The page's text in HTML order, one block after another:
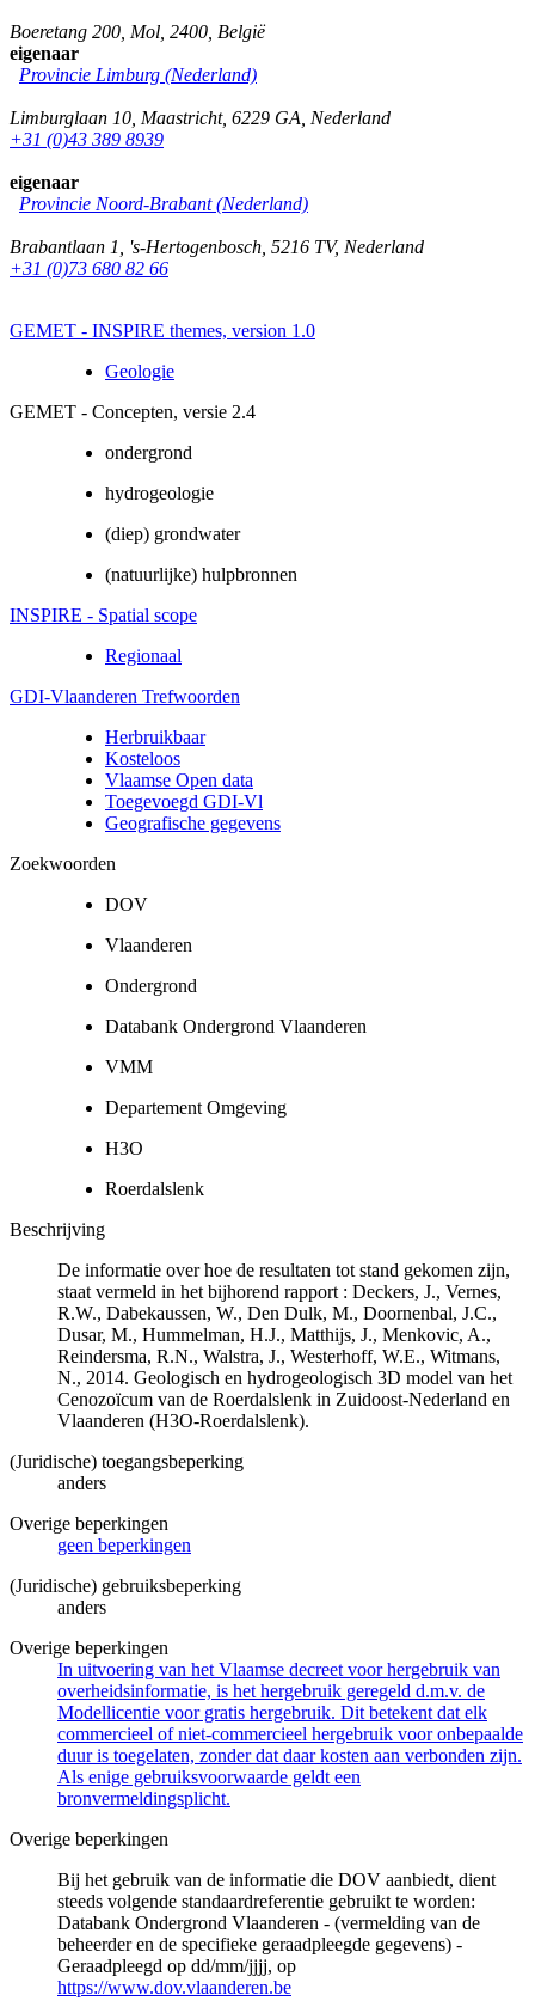
Boeretang 200 Mol 2400 België
eigenaar
Provincie Limburg (Nederland)
Limburglaan 10 Maastricht, 6229 GA Nederland
+31 (0)43 389 8939
eigenaar
Provincie Noord-Brabant (Nederland)
Brabantlaan 1 's-Hertogenbosch 5216 TV, Nederland
+31 (0)73 680 82 66
GEMET - INSPIRE themes, version 1.0
Geologie
GEMET - Concepten, versie 2.4
ondergrond
hydrogeologie
(diep) grondwater
(natuurlijke) hulpbronnen
INSPIRE - Spatial scope
Regionaal
GDI-Vlaanderen Trefwoorden
Herbruikbaar
Kosteloos
Vlaamse Open data
Toegevoegd GDI-Vl
Geografische gegevens
Zoekwoorden
DOV
Vlaanderen
Ondergrond
Databank Ondergrond Vlaanderen
VMM
Departement Omgeving
H3O
Roerdalslenk
Beschrijving
De informatie over hoe de resultaten tot stand gekomen zijn,
staat vermeld in het bijhorend rapport : Deckers, J., Vernes,
R.W., Dabekaussen, W., Den Dulk, M., Doornenbal, J.C.,
Dusar, M., Hummelman, H.J., Matthijs, J., Menkovic, A.,
Reindersma, R.N., Walstra, J., Westerhoff, W.E., Witmans,
N., 2014. Geologisch en hydrogeologisch 3D model van het
Cenozoïcum van de Roerdalslenk in Zuidoost-Nederland en
Vlaanderen (H3O-Roerdalslenk).
(Juridische) toegangsbeperking
anders
Overige beperkingen
geen beperkingen
(Juridische) gebruiksbeperking
anders
Overige beperkingen
In uitvoering van het Vlaamse decreet voor hergebruik van
overheidsinformatie, is het hergebruik geregeld d.m.v. de
Modellicentie voor gratis hergebruik. Dit betekent dat elk
commercieel of niet-commercieel hergebruik voor onbepaalde
duur is toegelaten, zonder dat daar kosten aan verbonden zijn.
Als enige gebruiksvoorwaarde geldt een
bronvermeldingsplicht.
Overige beperkingen
Bij het gebruik van de informatie die DOV aanbiedt, dient
steeds volgende standaardreferentie gebruikt te worden:
Databank Ondergrond Vlaanderen - (vermelding van de
beheerder en de specifieke geraadpleegde gegevens) -
Geraadpleegd op dd/mm/jjjj, op
https://www.dov.vlaanderen.be